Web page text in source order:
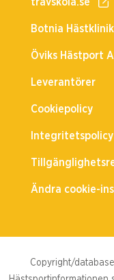
Botnia
Öviks Hästport
Leverantörer
Cookiepolicy
Integritetspolicy
Ändra cookie-
Copyright/